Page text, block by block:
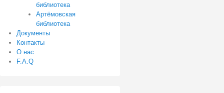
библиотека
Артёмовская
библиотека
Документы
Контакты
О нас
F.A.Q